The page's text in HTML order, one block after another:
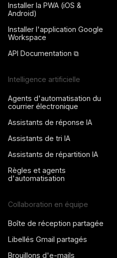
Installer la PWA (iOS &
Android)
Installer l'application Google
Workspace
API Documentation ⧉
Intelligence artificielle
Agents d'automatisation du
courrier électronique
Assistants de réponse IA
Assistants de tri IA
Assistants de répartition IA
Règles et agents
d'automatisation
Collaboration en équipe
Boîte de réception partagée
Libellés Gmail partagés
Brouillons d'e-mails